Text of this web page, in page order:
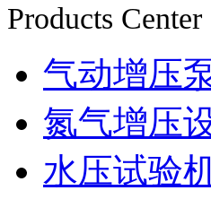
Products Center
气动增压
氮气增压
水压试验